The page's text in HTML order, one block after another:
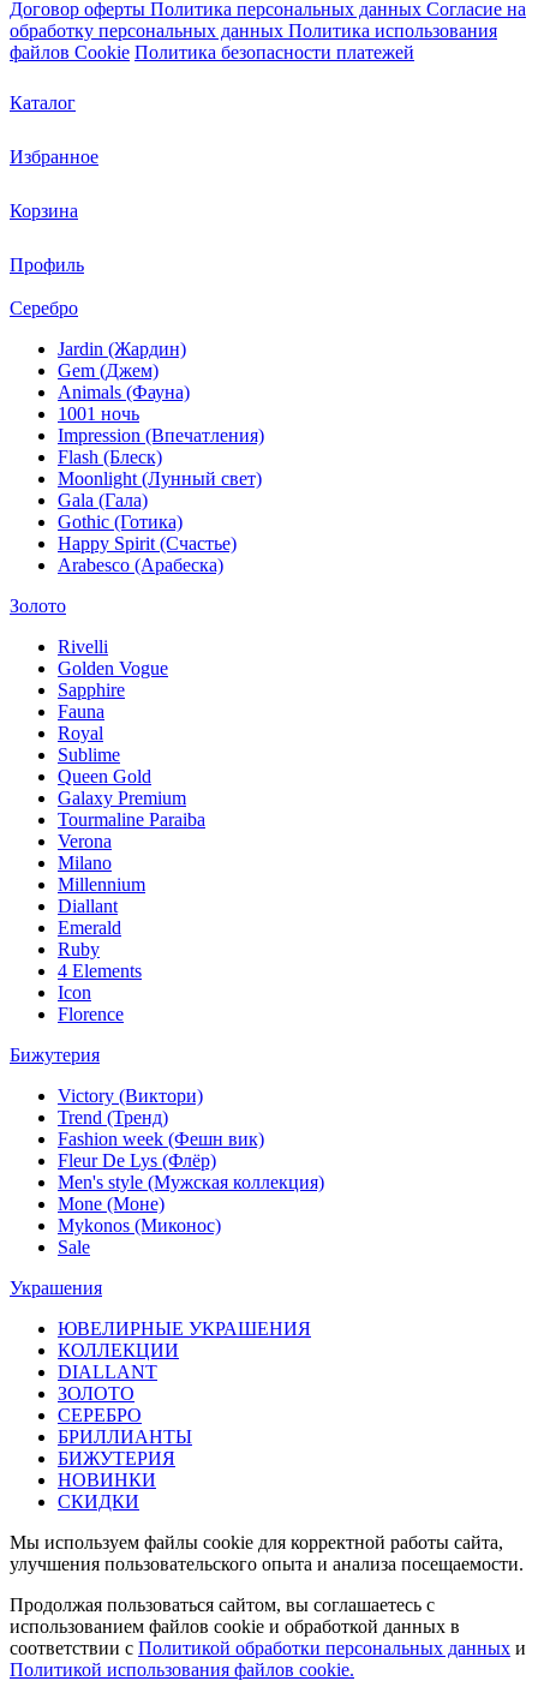
Договор оферты Политика персональных данных Согласие на
обработку персональных данных Политика использования
файлов Cookie Политика безопасности платежей
Каталог
Избранное
Корзина
Профиль
Серебро
Jardin (Жардин)
Gem (Джем)
Animals (Фауна)
1001 ночь
Impression (Впечатления)
Flash (Блеск)
Moonlight (Лунный свет)
Gala (Гала)
Gothic (Готика)
Happy Spirit (Счастье)
Arabesco (Арабеска)
Золото
Rivelli
Golden Vogue
Sapphire
Fauna
Royal
Sublime
Queen Gold
Galaxy Premium
Tourmaline Paraiba
Verona
Milano
Millennium
Diallant
Emerald
Ruby
4 Elements
Icon
Florence
Бижутерия
Victory (Виктори)
Trend (Тренд)
Fashion week (Фешн вик)
Fleur De Lys (Флёр)
Men's style (Мужская коллекция)
Mone (Моне)
Mykonos (Миконос)
Sale
Украшения
ЮВЕЛИРНЫЕ УКРАШЕНИЯ
КОЛЛЕКЦИИ
DIALLANT
ЗОЛОТО
СЕРЕБРО
БРИЛЛИАНТЫ
БИЖУТЕРИЯ
НОВИНКИ
СКИДКИ
Мы используем файлы cookie для корректной работы сайта,
улучшения пользовательского опыта и анализа посещаемости.
Продолжая пользоваться сайтом, вы соглашаетесь с
использованием файлов cookie и обработкой данных в
соответствии с Политикой обработки персональных данных и
Политикой использования файлов cookie.